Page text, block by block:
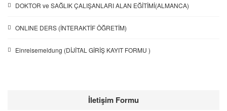
DOKTOR ve SAĞLIK ÇALIŞANLARI ALAN EĞİTİMİ(ALMANCA)
ONLINE DERS (İNTERAKTİF ÖĞRETİM)
Einreisemeldung (DİJİTAL GİRİŞ KAYIT FORMU )
İletişim Formu